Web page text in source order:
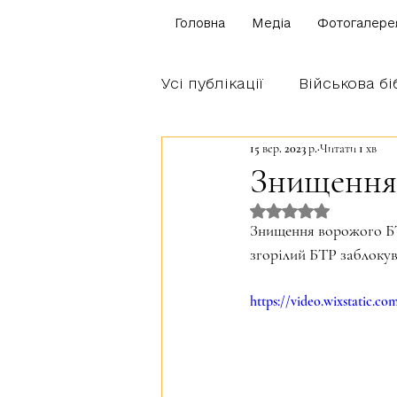
Головна Медіа
Усі публікації Військова
Щоденник бійця
Братство Богуна
15 вер. 2023 р. Читати 1 хв
Оцінка: NaN з 5
Знищення ворожого
згорілий БТР
https://